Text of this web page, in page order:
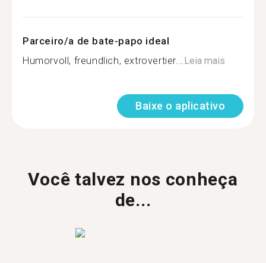
Parceiro/a de bate-papo ideal
Humorvoll, freundlich, extrovertier...Leia mais
Baixe o aplicativo
Você talvez nos conheça
de...